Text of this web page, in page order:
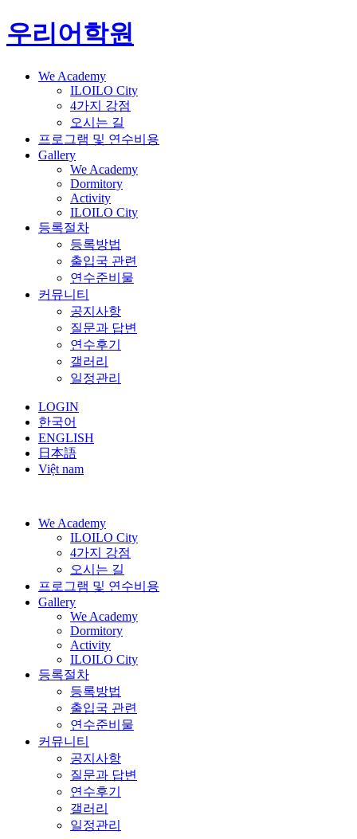
우리어학원
We Academy
ILOILO City
4가지 강점
오시는 길
프로그램 및 연수비용
Gallery
We Academy
Dormitory
Activity
ILOILO City
등록절차
등록방법
출입국 관련
연수준비물
커뮤니티
공지사항
질문과 답변
연수후기
갤러리
일정관리
LOGIN
한국어
ENGLISH
日本語
Việt nam
We Academy
ILOILO City
4가지 강점
오시는 길
프로그램 및 연수비용
Gallery
We Academy
Dormitory
Activity
ILOILO City
등록절차
등록방법
출입국 관련
연수준비물
커뮤니티
공지사항
질문과 답변
연수후기
갤러리
일정관리